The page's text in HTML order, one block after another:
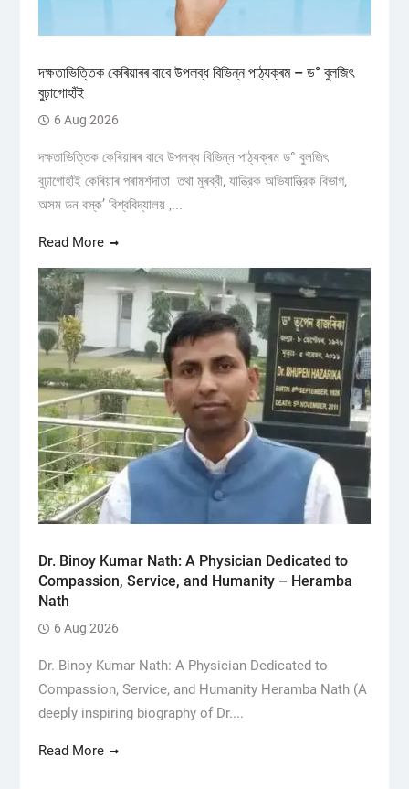
দক্ষতাভিত্তিক কেৰিয়াৰৰ বাবে উপলব্ধ বিভিন্ন পাঠ্যক্ৰম – ড° বুলজিৎ
বুঢ়াগোহাঁই
6 Aug 2026
দক্ষতাভিত্তিক কেৰিয়াৰৰ বাবে উপলব্ধ বিভিন্ন পাঠ্যক্ৰম ড° বুলজিৎ
বুঢ়াগোহাঁই কেৰিয়াৰ পৰামৰ্শদাতা তথা মুৰব্বী, যান্ত্রিক অভিযান্ত্রিক বিভাগ,
অসম ডন বস্ক’ বিশ্ববিদ্যালয় ,...
Read More
Dr. Binoy Kumar Nath: A Physician Dedicated to
Compassion, Service, and Humanity – Heramba
Nath
6 Aug 2026
Dr. Binoy Kumar Nath: A Physician Dedicated to
Compassion, Service, and Humanity Heramba Nath (A
deeply inspiring biography of Dr....
Read More